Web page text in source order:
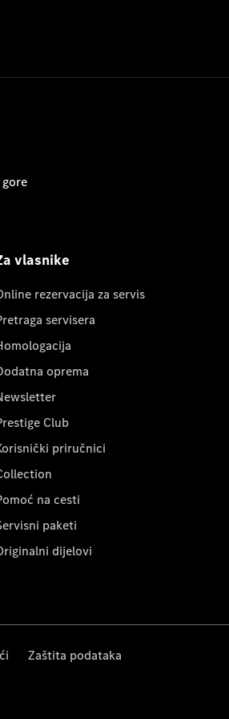
vlasnike
rezervacija za servis
servisera
oprema
Club
priručnici
na cesti
paketi
dijelovi
Zaštita podataka